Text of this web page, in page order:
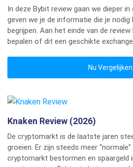
In deze Bybit review gaan we dieper
geven we je de informatie die je
begrijpen. Aan het einde van de
bepalen of dit een geschikte
Nu Vergelijken
Knaken Review (2026)
De cryptomarkt is de laatste jaren
groeien. Er zijn steeds meer
cryptomarkt bestormen en spaargeld